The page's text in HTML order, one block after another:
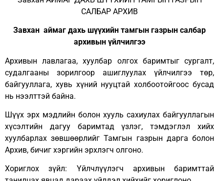
САЛБАР АРХИВ
Завхан аймаг дахь шүүхийн тамгын газрын салбар
архивын үйлчилгээ
Архивын лавлагаа, хуулбар олгох баримтыг сургалт,
судалгааны зорилгоор ашиглуулах үйлчилгээ төр,
байгууллага, хувь хүний нууцтай холбоотойгоос бусад
нь нээлттэй байна.
Шүүх эрх мэдлийн болон хууль сахиулах байгууллагын
хүсэлтийн дагуу баримтад үзлэг, тэмдэглэл хийх
хуулбарлах зөвшөөрлийг Тамгын газрын дарга болон
Архив, бичиг хэргийн эрхлэгч олгоно.
Хориглох зүйл: Үйлчлүүлэгч архивын баримттай